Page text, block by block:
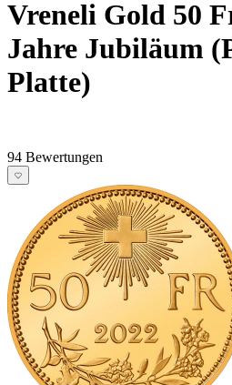
Vreneli Gold 50
Jahre Jubiläum
Platte)
94 Bewertungen